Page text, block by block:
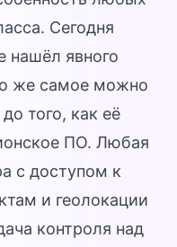
Сегодня
нашёл явного
же самое можно
того, как её
ПО. Любая
с доступом к
и геолокации
контроля над